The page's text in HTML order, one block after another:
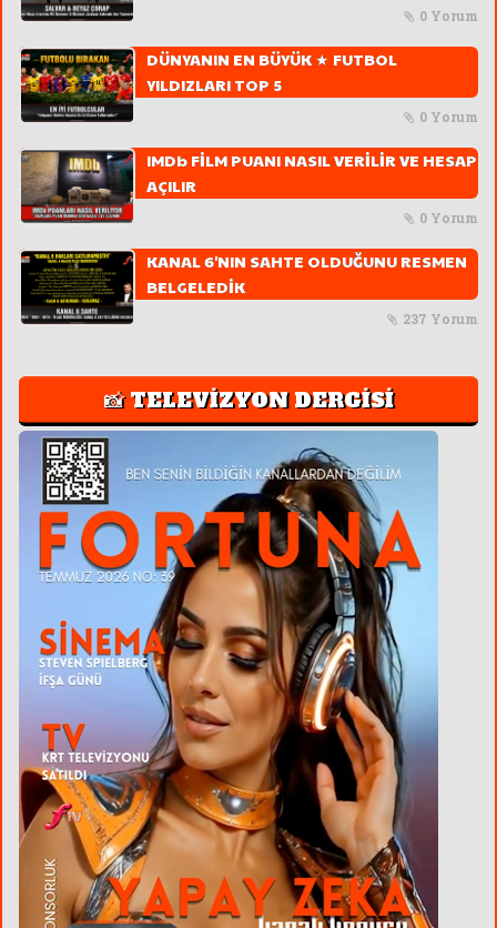
0 Yorum
DÜNYANIN EN BÜYÜK ★ FUTBOL
YILDIZLARI TOP 5
0 Yorum
IMDb FİLM PUANI NASIL VERİLİR VE HESAP
AÇILIR
0 Yorum
KANAL 6'NIN SAHTE OLDUĞUNU RESMEN
BELGELEDİK
237 Yorum
📸 TELEVİZYON DERGİSİ